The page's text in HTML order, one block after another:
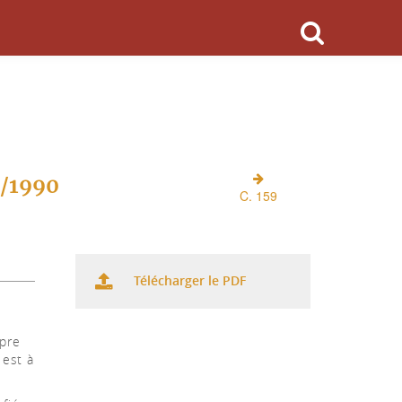
1990
C. 159
à
Télécharger le PDF